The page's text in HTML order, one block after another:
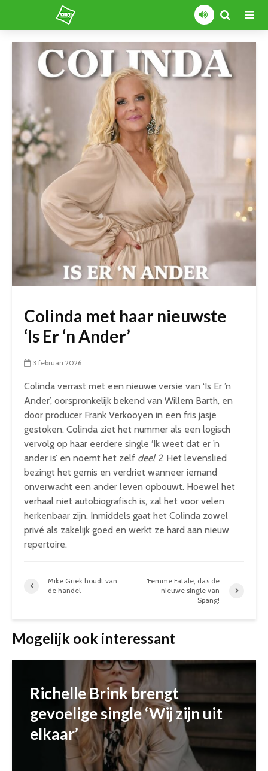
Colinda met haar nieuwste
‘Is Er ‘n Ander’
3 februari 2026
Colinda verrast met een nieuwe versie van ‘Is Er ’n
Ander’, oorspronkelijk bekend van Willem Barth, en
door producer Frank Verkooyen in een fris jasje
gestoken. Colinda ziet het nummer als een logisch
vervolg op haar eerdere single ‘Ik weet dat er ’n
ander is’ en noemt het zelf deel 2. Het levenslied
bezingt het gemis en verdriet wanneer iemand
onverwacht een ander leven opbouwt. Hoewel het
verhaal niet autobiografisch is, zal het voor velen
herkenbaar zijn. Inmiddels gaat het Colinda zowel
privé als zakelijk goed en werkt ze hard aan nieuw
repertoire.
Mike Griek houdt van
de handel
‘Femme Fatale’, da’s de
nieuwe single van
Spang!
Mogelijk ook interessant
Richelle Brink brengt
gevoelige single ‘Wij zijn uit
elkaar’